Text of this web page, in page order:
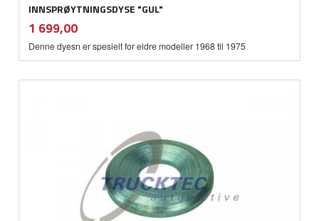
INNSPRØYTNINGSDYSE "GUL"
Pris
1 699,00mva.
Denne dyesn er spesielt for eldre modeller 1968 til 1975